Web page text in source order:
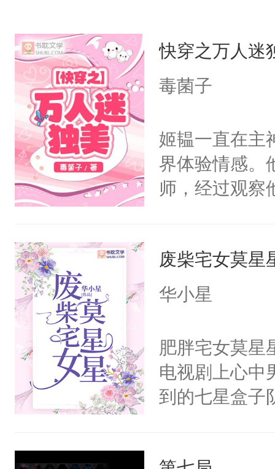
快穿之万人迷
毒菌子
姬韫一直在主
界体验情感。
师，经过观察
义，他决定参
凌，帮助女主
有血缘的弟弟
不喜欢我，是
意的校霸学生
其实我也可以
的。本文是万
废柴宅女莫星
华小星
肥胖宅女莫星
电视剧上心中
到的七星盒子